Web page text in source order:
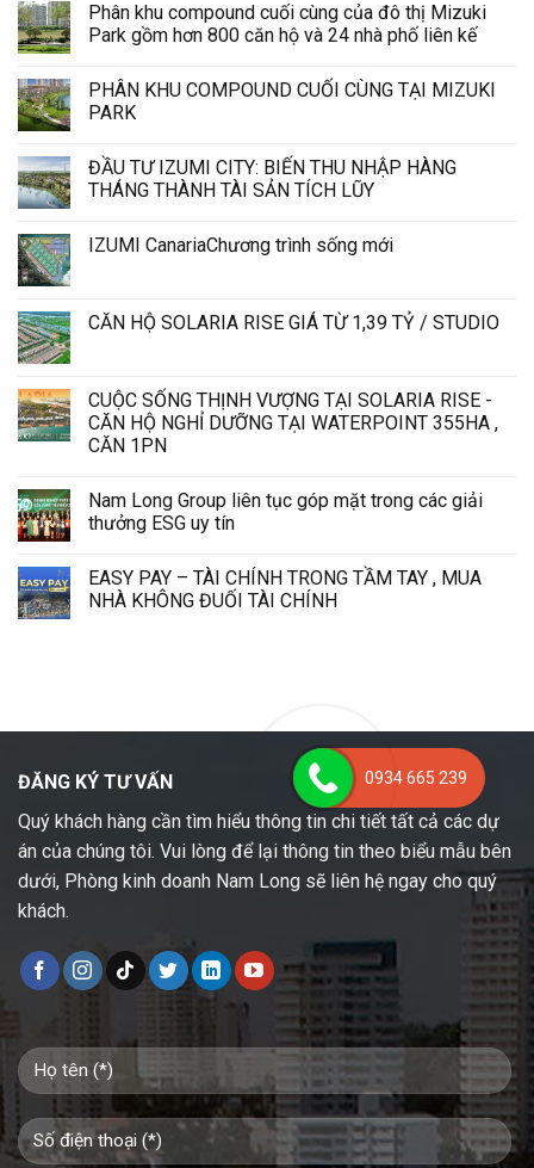
Phân khu compound cuối cùng của đô thị Mizuki
Park gồm hơn 800 căn hộ và 24 nhà phố liên kế
PHÂN KHU COMPOUND CUỐI CÙNG TẠI MIZUKI
PARK
ĐẦU TƯ IZUMI CITY: BIẾN THU NHẬP HÀNG
THÁNG THÀNH TÀI SẢN TÍCH LŨY
IZUMI CanariaChương trình sống mới
CĂN HỘ SOLARIA RISE GIÁ TỪ 1,39 TỶ / STUDIO
CUỘC SỐNG THỊNH VƯỢNG TẠI SOLARIA RISE -
CĂN HỘ NGHỈ DƯỠNG TẠI WATERPOINT 355HA ,
CĂN 1PN
Nam Long Group liên tục góp mặt trong các giải
thưởng ESG uy tín
EASY PAY – TÀI CHÍNH TRONG TẦM TAY , MUA
NHÀ KHÔNG ĐUỐI TÀI CHÍNH
ĐĂNG KÝ TƯ VẤN
Quý khách hàng cần tìm hiểu thông tin chi tiết tất cả các dự
án của chúng tôi. Vui lòng để lại thông tin theo biểu mẫu bên
dưới, Phòng kinh doanh Nam Long sẽ liên hệ ngay cho quý
khách.
0934 665 239